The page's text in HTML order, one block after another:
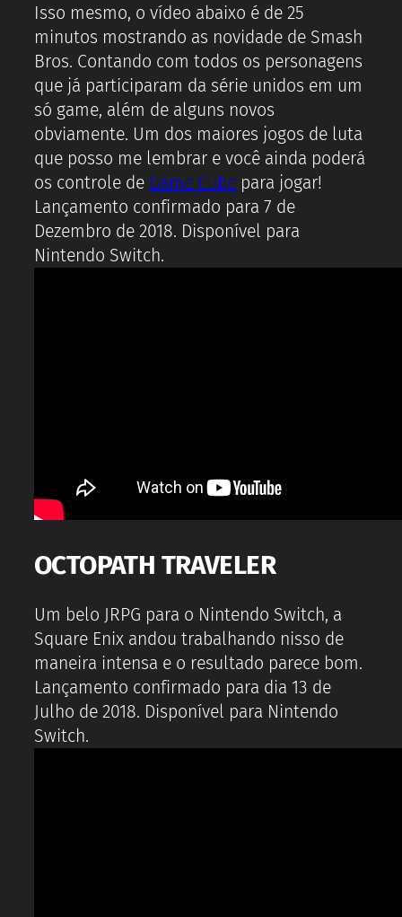
Isso mesmo, o vídeo abaixo é de 25
minutos mostrando as novidade de Smash
Bros. Contando com todos os personagens
que já participaram da série unidos em um
só game, além de alguns novos
obviamente. Um dos maiores jogos de luta
que posso me lembrar e você ainda poderá
os controle de Game Cubepara jogar!
Lançamento confirmado para 7 de
Dezembro de 2018. Disponível para
Nintendo Switch.
OCTOPATH TRAVELER
Um belo JRPG para o Nintendo Switch, a
Square Enix andou trabalhando nisso de
maneira intensa e o resultado parece bom.
Lançamento confirmado para dia 13 de
Julho de 2018. Disponível para Nintendo
Switch.